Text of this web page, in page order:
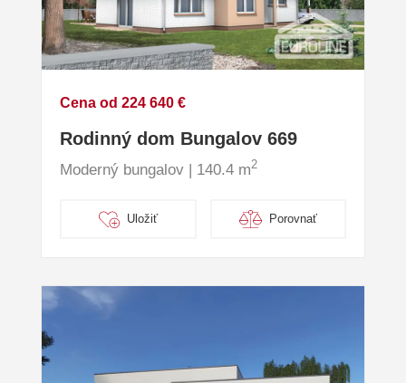
Cena od 224 640 €
Rodinný dom Bungalov 669
Moderný bungalov | 140.4 m2
Uložiť Porovnať